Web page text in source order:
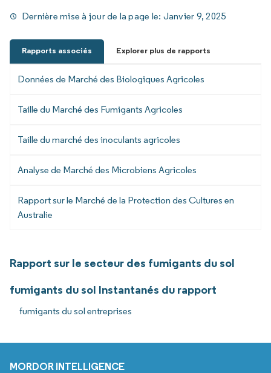
Dernière mise à jour de la page le: Janvier 9, 2025
Rapports associés Explorer plus de rapports
Données de Marché des Biologiques Agricoles
Taille du Marché des Fumigants Agricoles
Taille du marché des inoculants agricoles
Analyse de Marché des Microbiens Agricoles
Rapport sur le Marché de la Protection des Cultures en
Australie
Rapport sur le secteur des fumigants du sol
fumigants du sol Instantanés du rapport
fumigants du sol entreprises
MORDOR INTELLIGENCE